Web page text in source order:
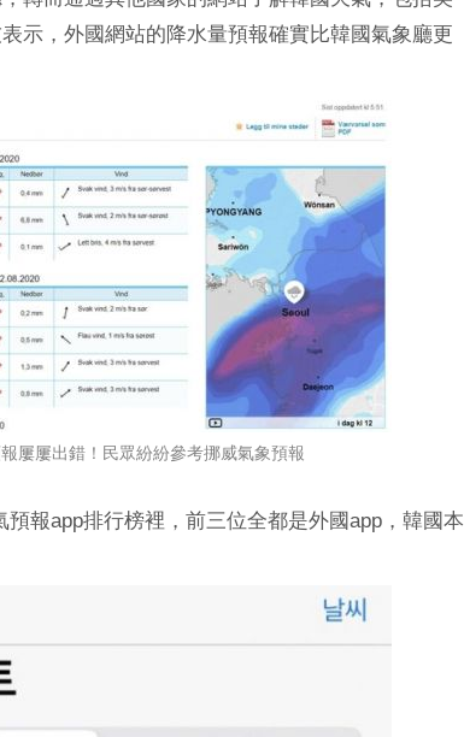
示，外國網站的降水量預報確實比韓國氣象廳更
屢屢出錯！民眾紛紛參考挪威氣象預報
報app排行榜裡，前三位全都是外國app，韓國本